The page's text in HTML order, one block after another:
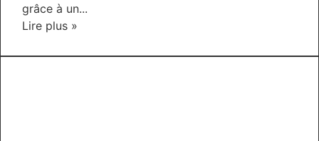
grâce à un...
Lire plus »